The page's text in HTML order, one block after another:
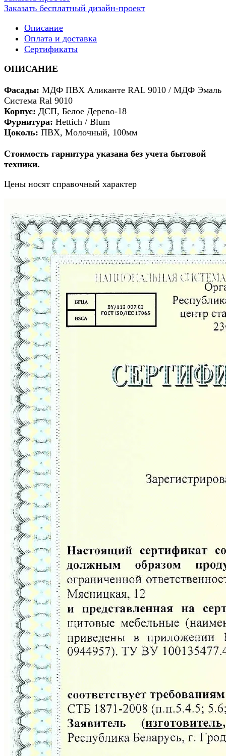
Заказать бесплатный дизайн-проект
Описание
Оплата и доставка
Сертификаты
ОПИСАНИЕ
Фасады: МДФ ПВХ Аликанте RAL 9010 / МДФ Эмаль
Система Ral 9010
Корпус: ДСП, Белое Дерево-18
Фурнитура: Hettich / Blum
Цоколь: ПВХ, Молочный, 100мм
Стоимость гарнитура указана без учета бытовой
техники.
Цены носят справочный характер